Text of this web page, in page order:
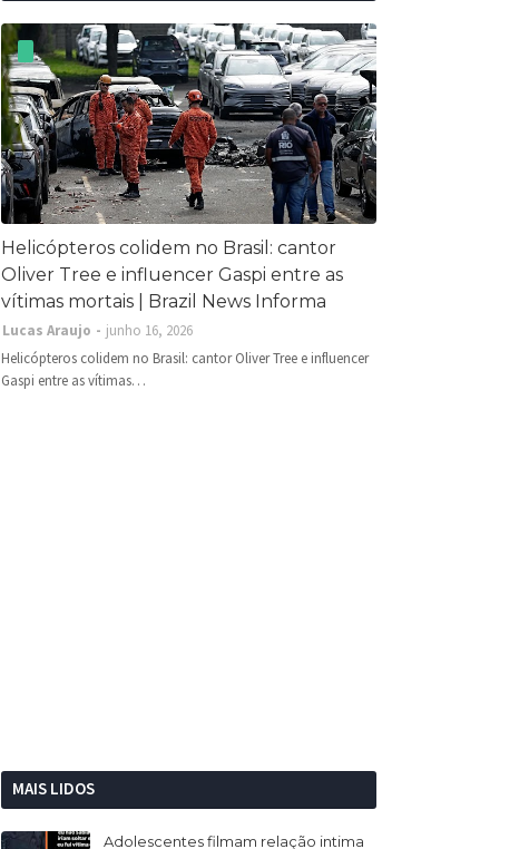
Helicópteros colidem no Brasil: cantor
Oliver Tree e influencer Gaspi entre as
vítimas mortais | Brazil News Informa
Lucas Araujo
junho 16, 2026
Helicópteros colidem no Brasil: cantor Oliver Tree e influencer
Gaspi entre as vítimas…
MAIS LIDOS
Adolescentes filmam relação intima